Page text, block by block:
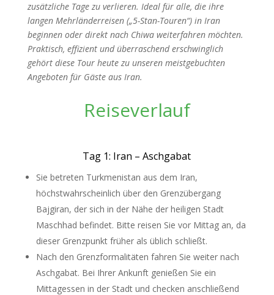
zusätzliche Tage zu verlieren. Ideal für alle, die ihre
langen Mehrländerreisen („5-Stan-Touren“) in Iran
beginnen oder direkt nach Chiwa weiterfahren möchten.
Praktisch, effizient und überraschend erschwinglich
gehört diese Tour heute zu unseren meistgebuchten
Angeboten für Gäste aus Iran.
Reiseverlauf
Tag 1: Iran – Aschgabat
Sie betreten Turkmenistan aus dem Iran,
höchstwahrscheinlich über den Grenzübergang
Bajgiran, der sich in der Nähe der heiligen Stadt
Maschhad befindet. Bitte reisen Sie vor Mittag an, da
dieser Grenzpunkt früher als üblich schließt.
Nach den Grenzformalitäten fahren Sie weiter nach
Aschgabat. Bei Ihrer Ankunft genießen Sie ein
Mittagessen in der Stadt und checken anschließend